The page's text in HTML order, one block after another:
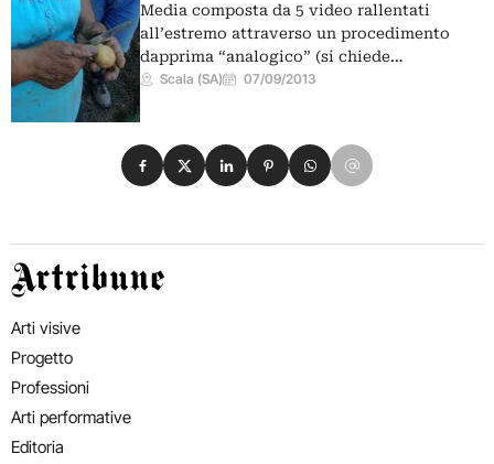
Media composta da 5 video rallentati
all’estremo attraverso un procedimento
dapprima “analogico” (si chiede…
Scala (SA) 07/09/2013
Condividi su Facebook
Condividi su X
Condividi su LinkedIn
Condividi su Pinterest
Condividi su WhatsApp
Condividi su Email
Artribune
Arti visive
Progetto
Professioni
Arti performative
Editoria